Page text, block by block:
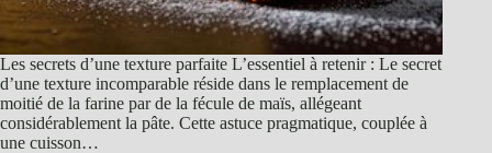
Les secrets d’une texture parfaite L’essentiel à retenir : Le secret
d’une texture incomparable réside dans le remplacement de
moitié de la farine par de la fécule de maïs, allégeant
considérablement la pâte. Cette astuce pragmatique, couplée à
une cuisson…